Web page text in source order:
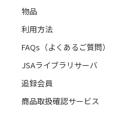
物品
利用方法
FAQs（よくあるご質問）
JSAライブラリサーバ
追録会員
商品取扱確認サービス